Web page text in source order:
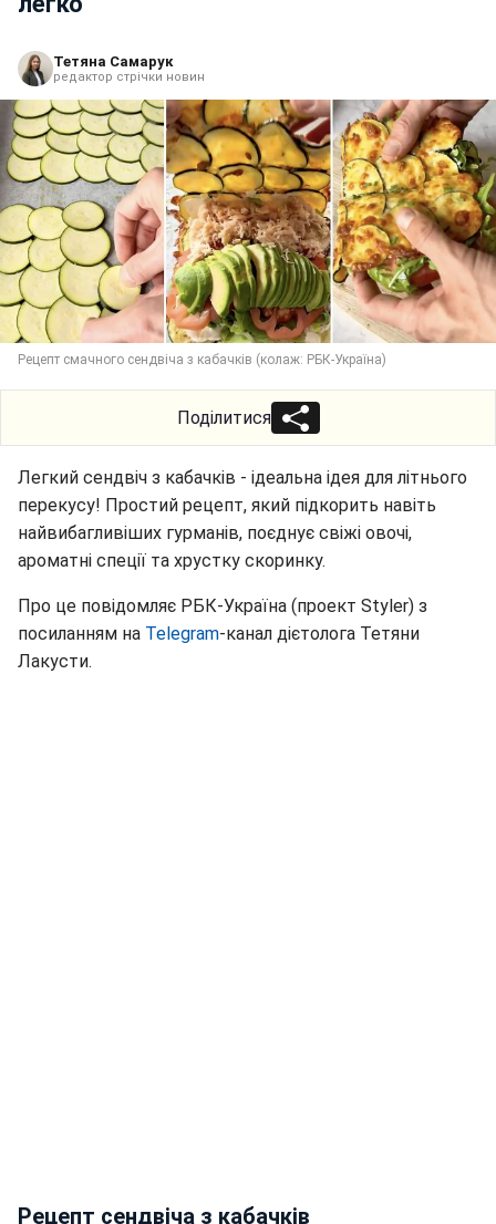
Тетяна Самарук
редактор стрічки новин
Рецепт смачного сендвіча з кабачків (колаж: РБК-Україна)
Поділитися
Легкий сендвіч з кабачків - ідеальна ідея для літнього
перекусу! Простий рецепт, який підкорить навіть
найвибагливіших гурманів, поєднує свіжі овочі,
ароматні спеції та хрустку скоринку.
Про це повідомляє РБК-Україна (проект Styler) з
посиланням на Telegram-канал дієтолога Тетяни
Лакусти.
Рецепт сендвіча з кабачків